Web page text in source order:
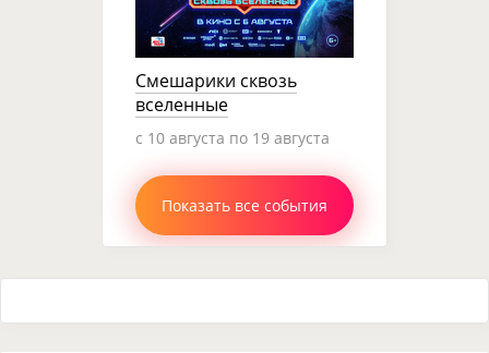
Смешарики сквозь
вселенные
c 10 августа по 19 августа
Показать все события